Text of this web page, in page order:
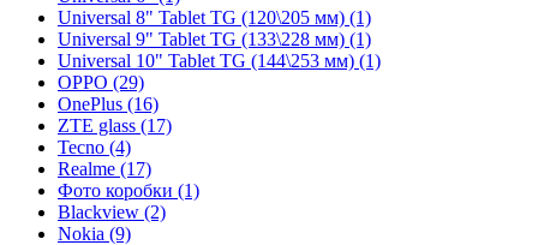
Universal 8" Tablet TG (120\205 мм) (1)
Universal 9" Tablet TG (133\228 мм) (1)
Universal 10" Tablet TG (144\253 мм) (1)
OPPO (29)
OnePlus (16)
ZTE glass (17)
Tecno (4)
Realme (17)
Фото коробки (1)
Blackview (2)
Nokia (9)